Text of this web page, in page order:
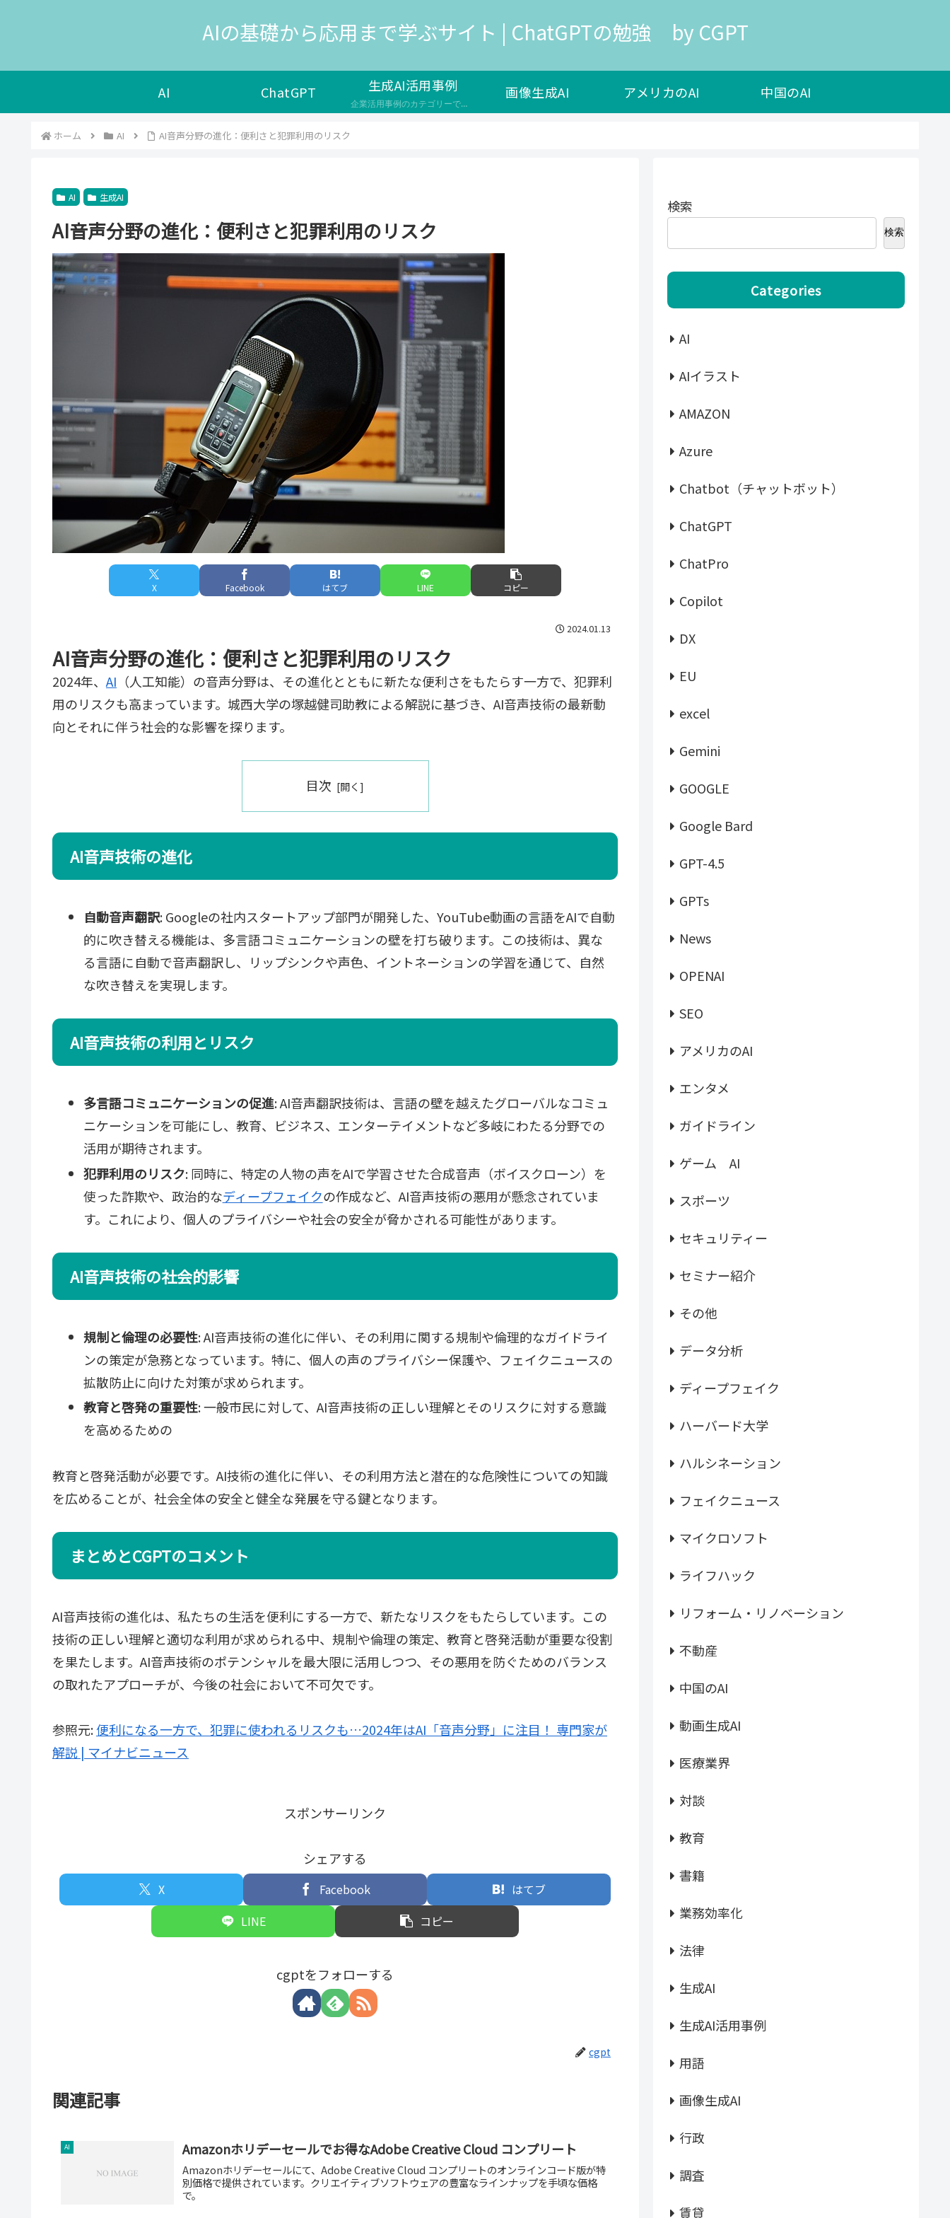
AIの基礎から応用まで学ぶサイト | ChatGPTの勉強 by CGPT
AI ChatGPT 生成AI活用事例
企業活用事例のカテゴリーです。生成AIは、人工知能の一種で、新しいデータやコンテンツを生成する能力を持つAIのことを指し、様々な企業で新サービスの開発や自社の業務効率化で導入が検討されています。 生成AIのメリットや効果 ユーザーの満足度やエンゲージメントを高める コストや時間の削減や品質の向上を実現する 新しい価値やイノベーションを生み出す 生成AIの課題や注意点 生成AIの出力の信頼性や公平性…
画像生成AI アメリカのAI 中国のAI
ホーム AI AI音声分野の進化：便利さと犯罪利用のリスク
AI 生成AI
AI音声分野の進化：便利さと犯罪利用のリスク
X Facebook はてブ LINE コピー
2024.01.13
AI音声分野の進化：便利さと犯罪利用のリスク
2024年、 AI （人工知能）の音声分野は、その進化とともに新たな便利さをもたらす一方で、犯罪利
用のリスクも高まっています。城西大学の塚越健司助教による解説に基づき、AI音声技術の最新動
向とそれに伴う社会的な影響を探ります。
目次
AI音声技術の進化
自動音声翻訳: Googleの社内スタートアップ部門が開発した、YouTube動画の言語をAIで自動
的に吹き替える機能は、多言語コミュニケーションの壁を打ち破ります。この技術は、異な
る言語に自動で音声翻訳し、リップシンクや声色、イントネーションの学習を通じて、自然
な吹き替えを実現します。
AI音声技術の利用とリスク
多言語コミュニケーションの促進: AI音声翻訳技術は、言語の壁を越えたグローバルなコミュ
ニケーションを可能にし、教育、ビジネス、エンターテイメントなど多岐にわたる分野での
活用が期待されます。
犯罪利用のリスク: 同時に、特定の人物の声をAIで学習させた合成音声（ボイスクローン）を
使った詐欺や、政治的なディープフェイクの作成など、AI音声技術の悪用が懸念されていま
す。これにより、個人のプライバシーや社会の安全が脅かされる可能性があります。
AI音声技術の社会的影響
規制と倫理の必要性: AI音声技術の進化に伴い、その利用に関する規制や倫理的なガイドライ
ンの策定が急務となっています。特に、個人の声のプライバシー保護や、フェイクニュースの
拡散防止に向けた対策が求められます。
教育と啓発の重要性: 一般市民に対して、AI音声技術の正しい理解とそのリスクに対する意識
を高めるための
教育と啓発活動が必要です。AI技術の進化に伴い、その利用方法と潜在的な危険性についての知識
を広めることが、社会全体の安全と健全な発展を守る鍵となります。
まとめとCGPTのコメント
AI音声技術の進化は、私たちの生活を便利にする一方で、新たなリスクをもたらしています。この
技術の正しい理解と適切な利用が求められる中、規制や倫理の策定、教育と啓発活動が重要な役割
を果たします。AI音声技術のポテンシャルを最大限に活用しつつ、その悪用を防ぐためのバランス
の取れたアプローチが、今後の社会において不可欠です。
参照元:便利になる一方で、犯罪に使われるリスクも…2024年はAI「音声分野」に注目！ 専門家が
解説 | マイナビニュース
スポンサーリンク
シェアする
X Facebook
はてブ
LINE
コピー
cgptをフォローする
cgpt
関連記事
AI Amazonホリデーセールでお得なAdobe Creative Cloud コンプリート
Amazonホリデーセールにて、Adobe Creative Cloud コンプリートのオンラインコード版が特
別価格で提供されています。クリエイティブソフトウェアの豊富なラインナップを手頃な価格
で。
検索
検索
Categories
AI
AIイラスト
AMAZON
Azure
Chatbot（チャットボット）
ChatGPT
ChatPro
Copilot
DX
EU
excel
Gemini
GOOGLE
Google Bard
GPT-4.5
GPTs
News
OPENAI
SEO
アメリカのAI
エンタメ
ガイドライン
ゲーム AI
スポーツ
セキュリティー
セミナー紹介
その他
データ分析
ディープフェイク
ハーバード大学
ハルシネーション
フェイクニュース
マイクロソフト
ライフハック
リフォーム・リノベーション
不動産
中国のAI
動画生成AI
医療業界
対談
教育
書籍
業務効率化
法律
生成AI
生成AI活用事例
用語
画像生成AI
行政
調査
賃貸